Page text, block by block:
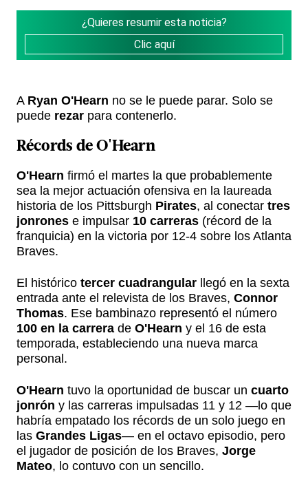
¿Quieres resumir esta noticia?
Clic aquí
A Ryan O'Hearn no se le puede parar. Solo se
puede rezar para contenerlo.
Récords de O'Hearn
O'Hearn firmó el martes la que probablemente
sea la mejor actuación ofensiva en la laureada
historia de los Pittsburgh Pirates, al conectar tres
jonrones e impulsar 10 carreras (récord de la
franquicia) en la victoria por 12-4 sobre los Atlanta
Braves.
El histórico tercer cuadrangular llegó en la sexta
entrada ante el relevista de los Braves, Connor
Thomas. Ese bambinazo representó el número
100 en la carrera de O'Hearn y el 16 de esta
temporada, estableciendo una nueva marca
personal.
O'Hearn tuvo la oportunidad de buscar un cuarto
jonrón y las carreras impulsadas 11 y 12 —lo que
habría empatado los récords de un solo juego en
las Grandes Ligas— en el octavo episodio, pero
el jugador de posición de los Braves, Jorge
Mateo, lo contuvo con un sencillo.